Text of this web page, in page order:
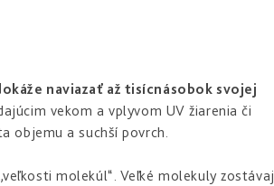
naviazať až tisícnásobok svojej
vekom a vplyvom UV žiarenia či
objemu a suchší povrch.
molekúl“. Veľké molekuly